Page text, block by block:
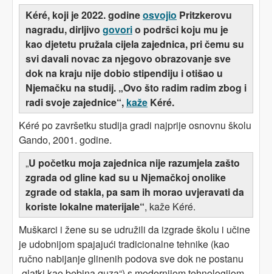
Kéré, koji je 2022. godineosvojio Pritzkerovu
nagradu, dirljivo govorio podršci koju mu je
kao djetetu pružala cijela zajednica, pri čemu su
svi davali novac za njegovo obrazovanje sve
dok na kraju nije dobio stipendiju i otišao u
Njemačku na studij. „Ovo što radim radim zbog i
radisvoje zajednice“, kaže Kéré.
Kéré po završetku studija gradi najprije osnovnu školu
Gando, 2001. godine.
„U početku moja zajednica nije razumjela zašto
zgrada od gline kad su u Njemačkoj onolike
zgrade od stakla, pa sam ih morao uvjeravati da
koriste lokalne materijale“, kaže Kéré.
Muškarci i žene su se udružili da izgrade školu i učine
je udobnijom spajajući tradicionalne tehnike (kao
ručno nabijanje glinenih podova sve dok ne postanu